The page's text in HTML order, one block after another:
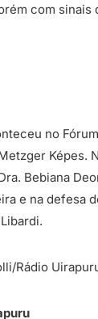
com sinais
no
Képes.
Bebiana
e na defesa
Rádio